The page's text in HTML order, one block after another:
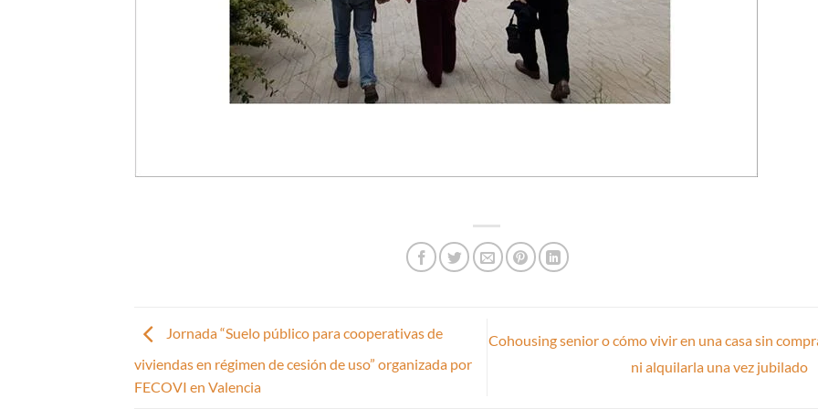
Jornada “Suelo público para cooperativas de
viviendas en régimen de cesión de uso” organizada por
FECOVI en Valencia
Cohousing senior o cómo vivir en una casa sin
ni alquilarla una vez jubilado